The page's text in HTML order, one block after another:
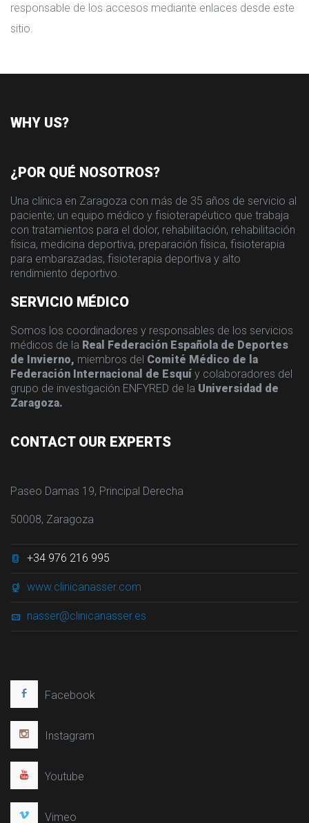
responsable de los accesos mediante enlaces desde este
sitio.
WHY US?
¿POR QUÉ NOSOTROS?
Una clínica en Zaragoza con más de 35 años de servicio al
paciente; un equipo médico y fisioterapéutico que trabaja
con tratamientos para el dolor, rehabilitación, rehabilitación
física, medicina deportiva, preparación física, fisioterapia
para embarazadas, fisioterapia deportiva y alto
rendimiento deportivo.
SERVICIO MÉDICO
Somos los coordinadores y responsables de los servicios
médicos de la Real Federación Española de Deportes
de Invierno, miembros del Comité Médico de la
Federación Internacional de Esquí y colaboradores del
grupo de investigación ENFYRED de la Universidad de
Zaragoza.
CONTACT OUR EXPERTS
Paseo Damas 19, Principal Derecha
50008, Zaragoza
+34 976 216 995
www.clinicanasser.com
nasser@clinicanasser.es
Facebook
Instagram
Youtube
Vimeo